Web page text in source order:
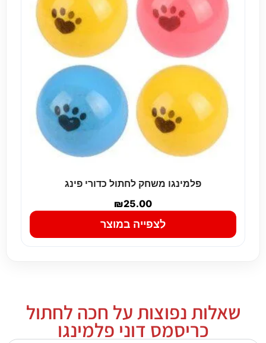
פלמינגו משחק לחתול כדורי פינג
₪25.00
לצפייה במוצר
שאלות נפוצות על חכה לחתול
כריסמס דוני פלמינגו